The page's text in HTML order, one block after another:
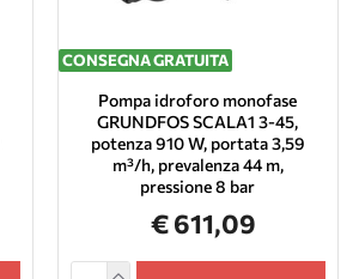
CONSEGNA GRATUITA
Pompa idroforo monofase
GRUNDFOS SCALA1 3-45,
potenza 910 W, portata 3,59
m³/h, prevalenza 44 m,
pressione 8 bar
€ 611,09